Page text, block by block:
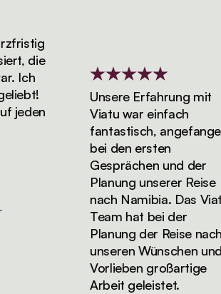
die
Ich
Unsere Erfahrung mit
Viatu war einfach
fantastisch, angefangen
bei den ersten
Gesprächen und der
Planung unserer Reise
nach Namibia. Das Viatu-
Team hat bei der
Planung der Reise nach
unseren Wünschen und
Vorlieben großartige
Arbeit geleistet.